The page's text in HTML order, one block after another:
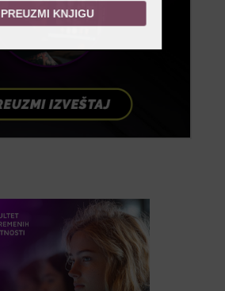
PREUZMI KNJIGU